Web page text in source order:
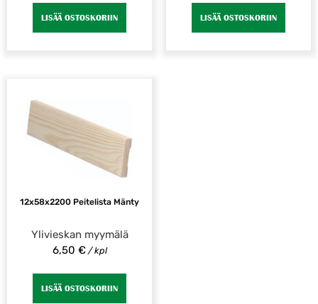
LISÄÄ OSTOSKORIIN LISÄÄ OSTOSKORIIN
12x58x2200 Peitelista Mänty
Ylivieskan myymälä
6,50 €/ kpl
LISÄÄ OSTOSKORIIN